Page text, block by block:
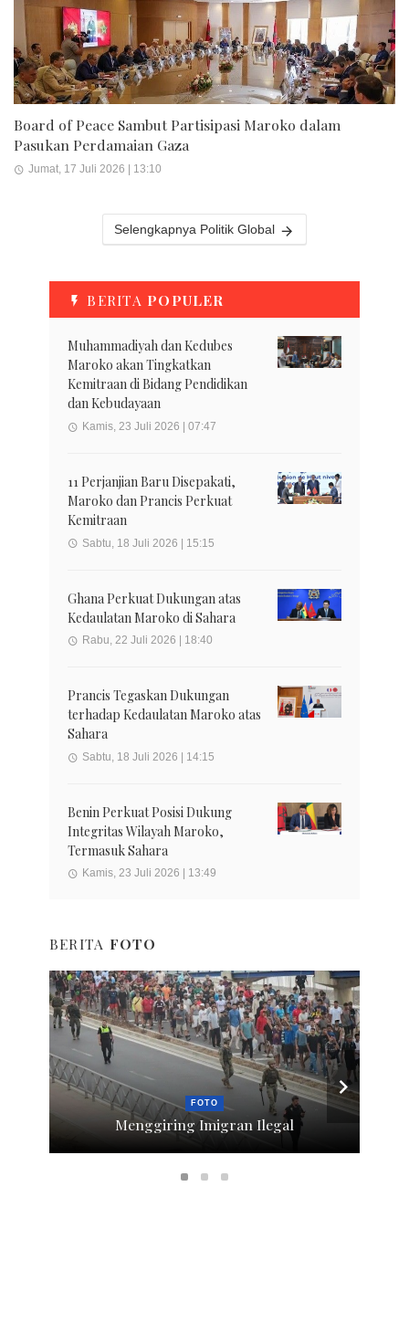
Board of Peace Sambut Partisipasi Maroko dalam
Pasukan Perdamaian Gaza
Jumat, 17 Juli 2026 | 13:10
Selengkapnya Politik Global
BERITA POPULER
Muhammadiyah dan Kedubes
Maroko akan Tingkatkan
Kemitraan di Bidang Pendidikan
dan Kebudayaan
Kamis, 23 Juli 2026 | 07:47
11 Perjanjian Baru Disepakati,
Maroko dan Prancis Perkuat
Kemitraan
Sabtu, 18 Juli 2026 | 15:15
Ghana Perkuat Dukungan atas
Kedaulatan Maroko di Sahara
Rabu, 22 Juli 2026 | 18:40
Prancis Tegaskan Dukungan
terhadap Kedaulatan Maroko atas
Sahara
Sabtu, 18 Juli 2026 | 14:15
Benin Perkuat Posisi Dukung
Integritas Wilayah Maroko,
Termasuk Sahara
Kamis, 23 Juli 2026 | 13:49
BERITA FOTO
FOTO
Menggiring Imigran Ilegal